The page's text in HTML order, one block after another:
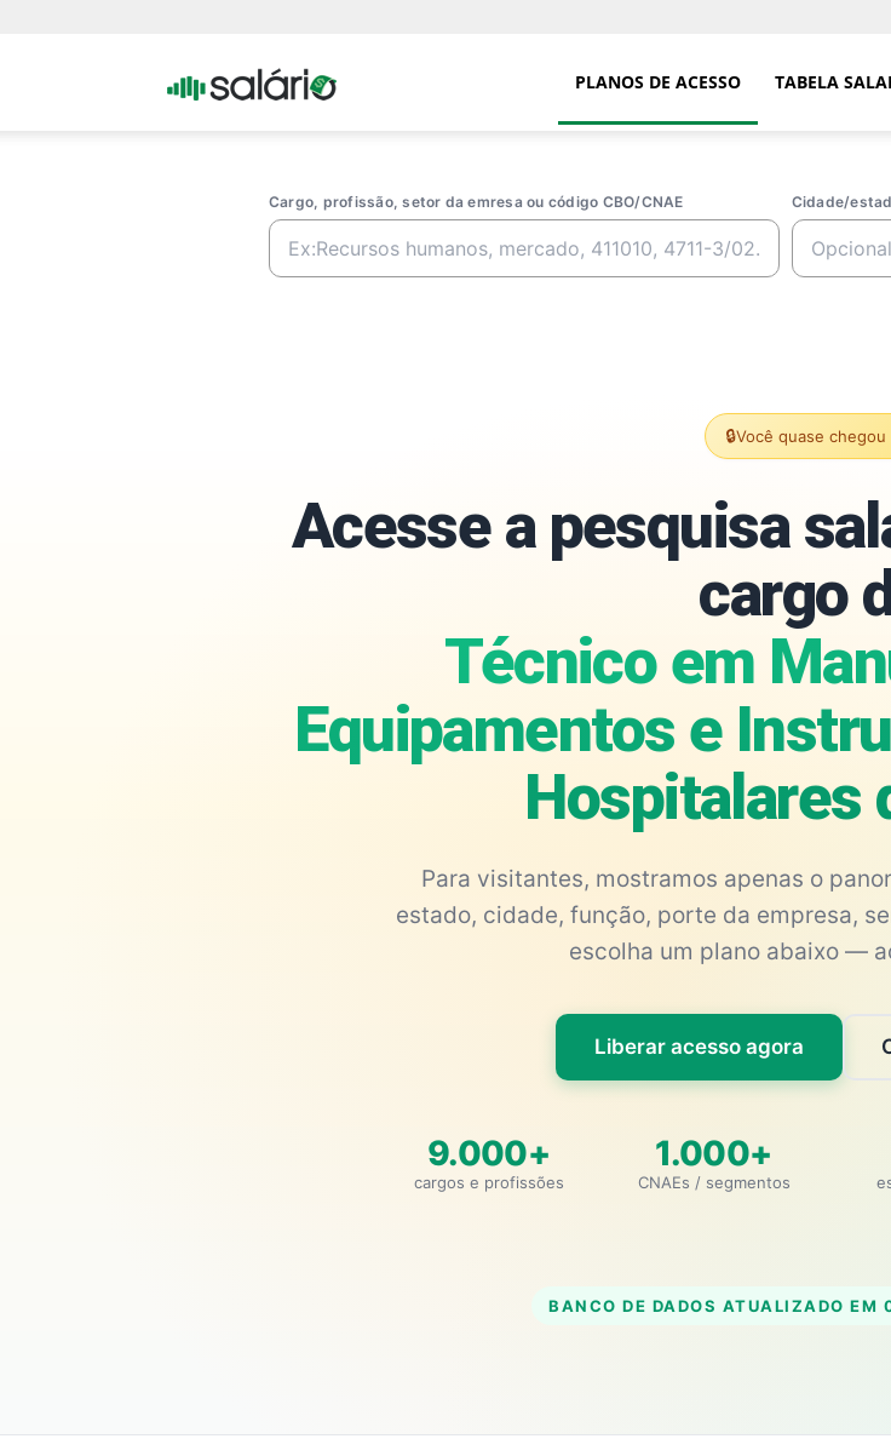
Portal PLANOS DE ACESSO TABELA
Cargo, profissão, setor da emresa ou código CBO/CNAE Cidade/
🔒Você quase chegou
Acesse a pesquisa
cargo
Técnico em
Equipamentos e
Hospitalares
Para visitantes, mostramos apenas o
estado, cidade, função, porte da empresa,
escolha um plano abaixo —
Liberar acesso agora
9.000+
cargos e profissões
1.000+
CNAEs / segmentos
BANCO DE DADOS ATUALIZADO EM